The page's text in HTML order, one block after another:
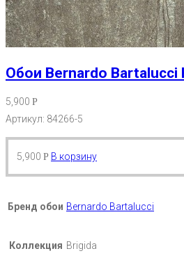
Обои Bernardo Bartalucci
5,900 Р
Артикул: 84266-5
5,900 Р В корзину
Бренд обои Bernardo Bartalucci
Коллекция Brigida